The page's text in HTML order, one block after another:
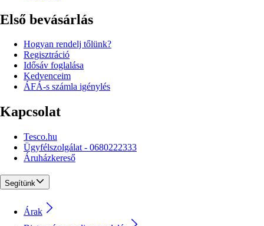
Első bevásárlás
Hogyan rendelj tőlünk?
Regisztráció
Idősáv foglalása
Kedvenceim
ÁFÁ-s számla igénylés
Kapcsolat
Tesco.hu
Ügyfélszolgálat - 0680222333
Áruházkereső
Segítünk
Árak